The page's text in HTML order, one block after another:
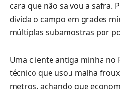
cara que não salvou a safra.
divida o campo em grades
múltiplas subamostras por
Uma cliente antiga minha no
técnico que usou malha
metros, achando que